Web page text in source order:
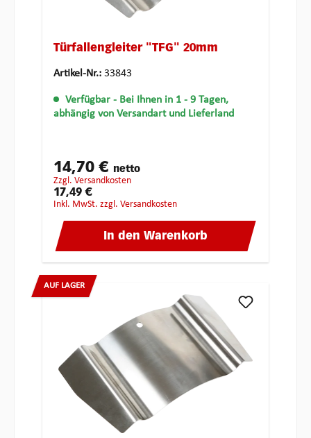
Türfallengleiter "TFG" 20mm
Artikel-Nr.: 33843
Verfügbar - Bei Ihnen in 1 - 9 Tagen,
abhängig von Versandart und Lieferland
14,70 € netto
zzgl. Versandkosten
17,49 €
inkl. MwSt. zzgl. Versandkosten
In den Warenkorb
AUF LAGER